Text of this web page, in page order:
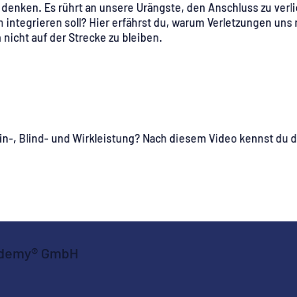
Es rührt an unsere Urängste, den Anschluss zu
soll? Hier erfährst du, warum Verletzungen
auf der Strecke zu bleiben.
, Blind- und Wirkleistung? Nach diesem Video kennst du
GmbH